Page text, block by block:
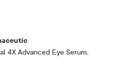
4X Advanced Eye Serum,